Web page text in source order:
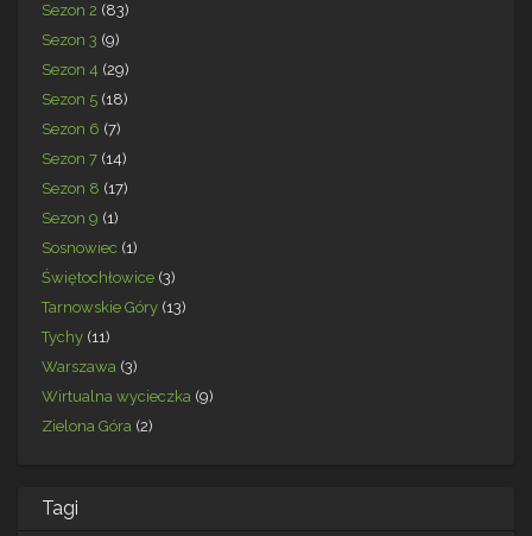
Sezon 2 (83)
Sezon 3 (9)
Sezon 4 (29)
Sezon 5 (18)
Sezon 6 (7)
Sezon 7 (14)
Sezon 8 (17)
Sezon 9 (1)
Sosnowiec (1)
Świętochłowice (3)
Tarnowskie Góry (13)
Tychy (11)
Warszawa (3)
Wirtualna wycieczka (9)
Zielona Góra (2)
Tagi